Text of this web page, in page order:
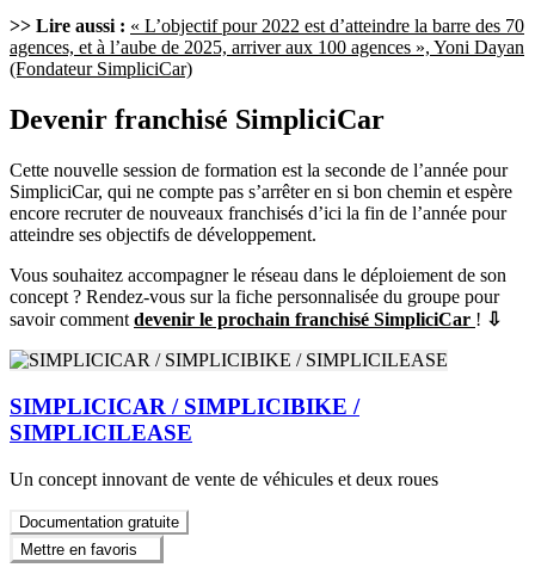
>> Lire aussi : « L’objectif pour 2022 est d’atteindre la barre des 70
agences, et à l’aube de 2025, arriver aux 100 agences », Yoni Dayan
(Fondateur SimpliciCar)
Devenir franchisé SimpliciCar
Cette nouvelle session de formation est la seconde de l’année pour
SimpliciCar, qui ne compte pas s’arrêter en si bon chemin et espère
encore recruter de nouveaux franchisés d’ici la fin de l’année pour
atteindre ses objectifs de développement.
Vous souhaitez accompagner le réseau dans le déploiement de son
concept ? Rendez-vous sur la fiche personnalisée du groupe pour
savoir comment devenir le prochain franchisé SimpliciCar ! ⇩
SIMPLICICAR / SIMPLICIBIKE /
SIMPLICILEASE
Un concept innovant de vente de véhicules et deux roues
Documentation gratuite
Mettre en favoris